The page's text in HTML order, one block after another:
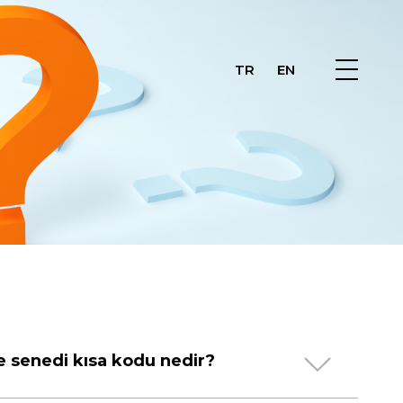
TR EN
senedi kısa kodu nedir?